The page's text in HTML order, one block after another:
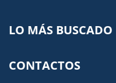
LO MÁS BUSCADO
CONTACTOS